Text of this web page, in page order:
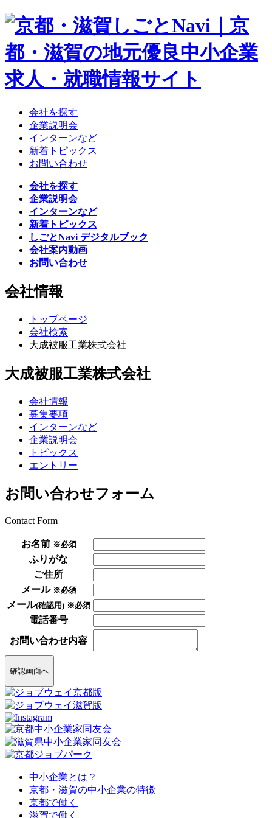
会社を探す
企業説明会
インターンなど
新着トピックス
お問い合わせ
会社を探す
企業説明会
インターンなど
新着トピックス
しごとNavi デジタルブック
会社案内動画
お問い合わせ
会社情報
トップページ
会社検索
大成被服工業株式会社
大成被服工業株式会社
会社情報
募集要項
インターンなど
企業説明会
トピックス
エントリー
お問い合わせフォーム
Contact Form
お名前 ※必須
ふりがな
ご住所
メール ※必須
メール(確認用) ※必須
電話番号
お問い合わせ内容
確認画面へ
中小企業とは？
京都・滋賀の中小企業の特徴
京都で働く
滋賀で働く